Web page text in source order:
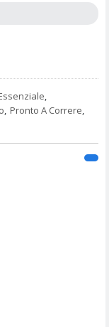
,
, Pronto A Correre,